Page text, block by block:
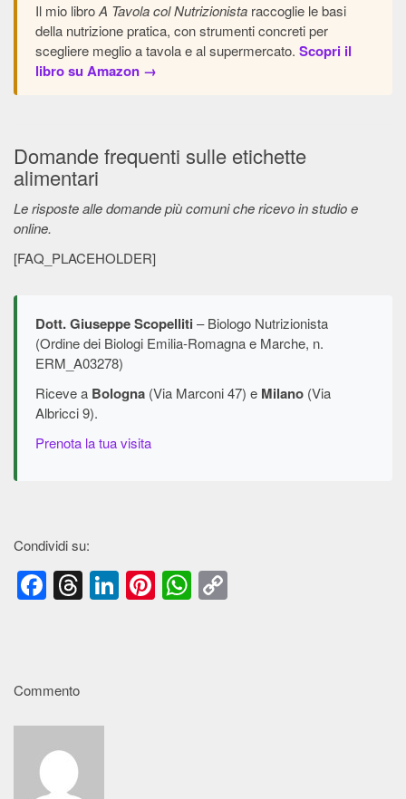
Il mio libroA Tavola col Nutrizionista raccoglie le basi
della nutrizione pratica, con strumenti concreti per
scegliere meglio a tavola e al supermercato. Scopri il
libro su Amazon →
Domande frequenti sulle etichette
alimentari
Le risposte alle domande più comuni che ricevo in studio e
online.
[FAQ_PLACEHOLDER]
Dott. Giuseppe Scopelliti – Biologo Nutrizionista
(Ordine dei Biologi Emilia-Romagna e Marche, n.
ERM_A03278)
Riceve a Bologna (Via Marconi 47) e Milano (Via
Albricci 9).
Prenota la tua visita
Condividi su:
Facebook
Threads
LinkedIn
Pinterest
WhatsApp
Commento